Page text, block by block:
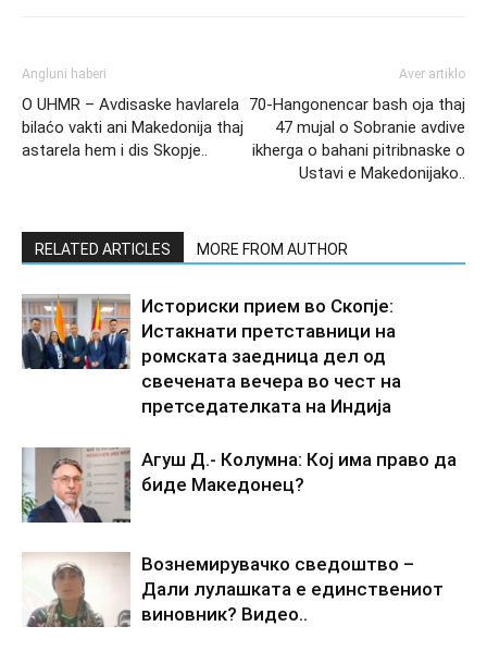
Angluni haberi
O UHMR – Avdisaske havlarela
bilaćo vakti ani Makedonija thaj
astarela hem i dis Skopje..
Aver artiklo
70-Hangonencar bash oja thaj
47 mujal o Sobranie avdive
ikherga o bahani pitribnaske o
Ustavi e Makedonijako..
RELATED ARTICLES MORE FROM AUTHOR
Историски прием во Скопје:
Истакнати претставници на
ромската заедница дел од
свечената вечера во чест на
претседателката на Индија
Агуш Д.- Колумна: Кој има право да
биде Македонец?
Вознемирувачко сведоштво –
Дали лулашката е единствениот
виновник? Видео..